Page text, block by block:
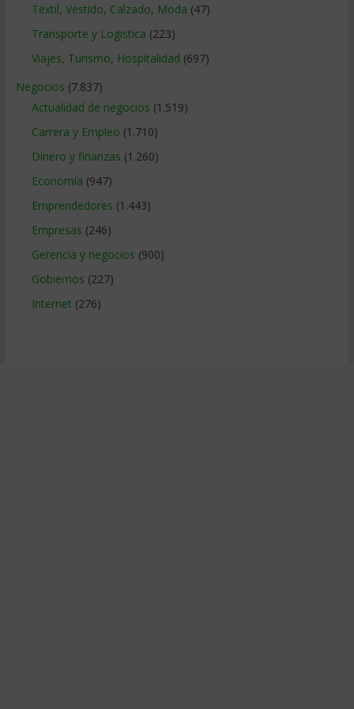
Textil, Vestido, Calzado, Moda (47)
Transporte y Logistica (223)
Viajes, Turismo, Hospitalidad (697)
Negocios (7.837)
Actualidad de negocios (1.519)
Carrera y Empleo (1.710)
Dinero y finanzas (1.260)
Economía (947)
Emprendedores (1.443)
Empresas (246)
Gerencia y negocios (900)
Gobiernos (227)
Internet (276)